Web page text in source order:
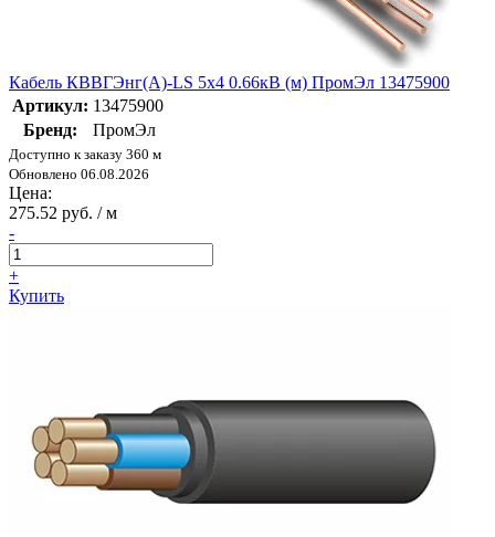
Кабель КВВГЭнг(А)-LS 5х4 0.66кВ (м) ПромЭл 13475900
Артикул: 13475900
Бренд:
ПромЭл
Доступно к заказу 360 м
Обновлено 06.08.2026
Цена:
275.52 руб. / м
-
+
Купить